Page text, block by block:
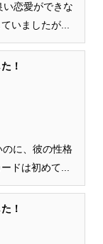
恋愛ができな
いましたが...
！
に、彼の性格
ドは初めて...
！